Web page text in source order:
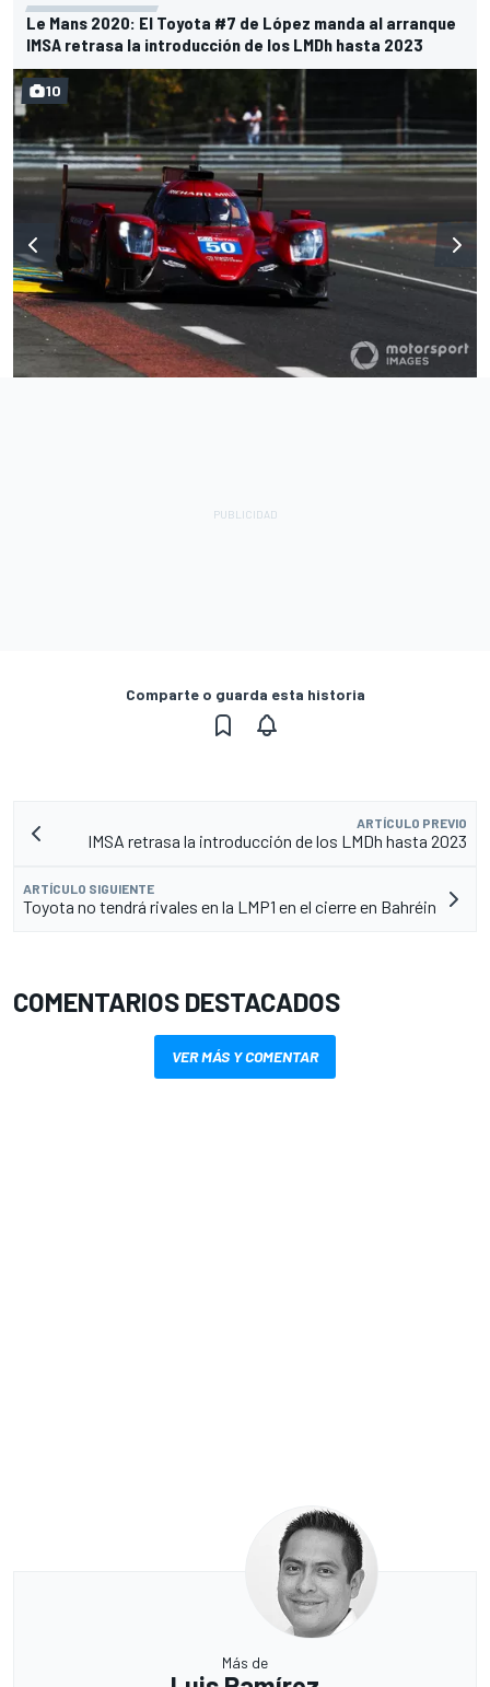
Le Mans 2020: El Toyota #7 de López manda al arranque
IMSA retrasa la introducción de los LMDh hasta 2023
10
Comparte o guarda esta historia
ARTÍCULO PREVIO
IMSA retrasa la introducción de los LMDh hasta 2023
ARTÍCULO SIGUIENTE
Toyota no tendrá rivales en la LMP1 en el cierre en Bahréin
COMENTARIOS DESTACADOS
VER MÁS Y COMENTAR
Más de